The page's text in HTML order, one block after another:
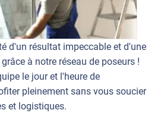
d'un résultat impeccable et d'une
à notre réseau de poseurs !
le jour et l'heure de
pleinement sans vous soucier
et logistiques.